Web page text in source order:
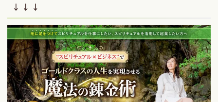
↓ ↓ ↓